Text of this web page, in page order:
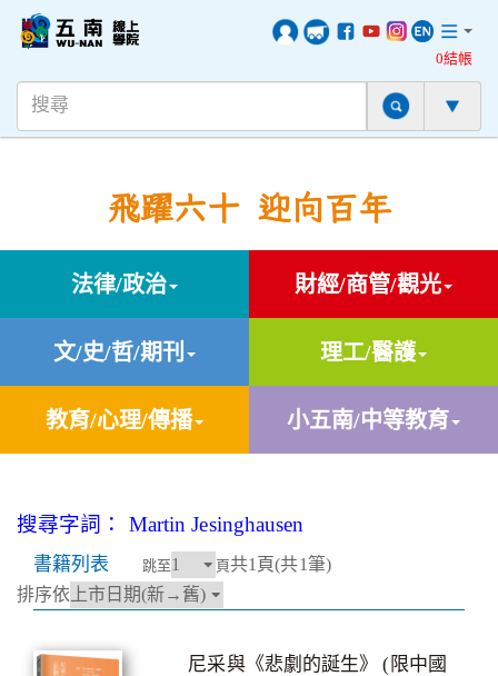
0結帳
飛躍六十 迎向百年
法律/政治 財經/商管/觀光
文/史/哲/期刊 理工/醫護
教育/心理/傳播 小五南/中等教育
搜尋字詞： Martin Jesinghausen
書籍列表 跳至 頁共1頁(共1筆)
排序依
尼采與《悲劇的誕生》 (限中國